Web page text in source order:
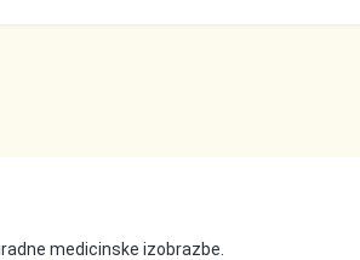
medicinske izobrazbe.